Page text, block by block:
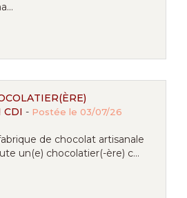
CDI - Postée le 03/07/26
de chocolat artisanale
un(e) chocolatier(-ère) c...